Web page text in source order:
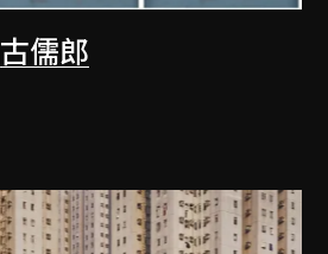
古儒郎